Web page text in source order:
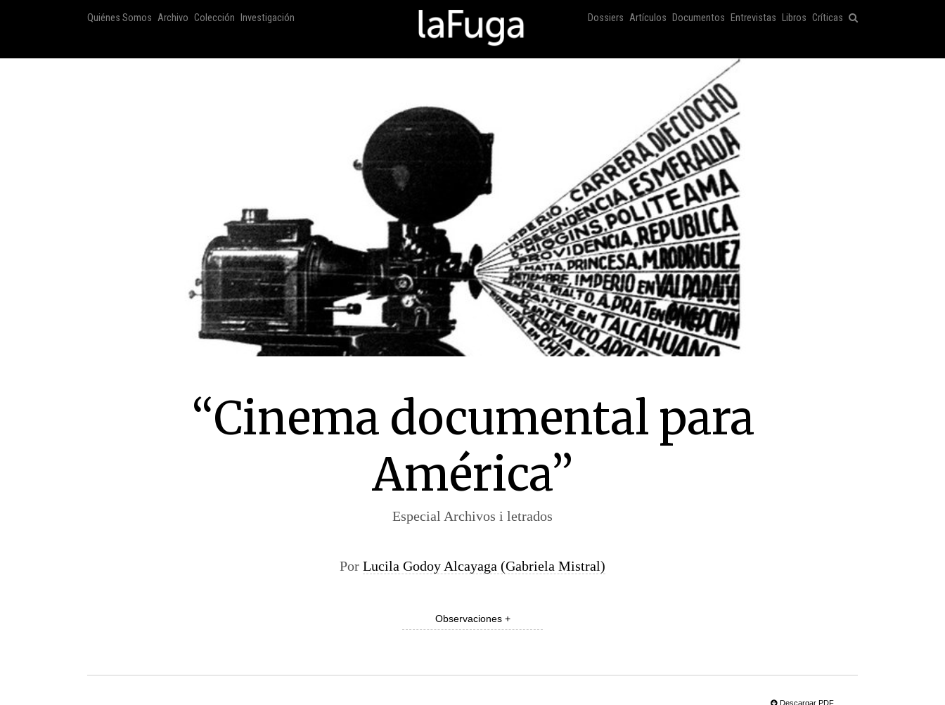
Quiénes Somos Archivo Colección Investigación Dossiers Artículos Documentos Entrevistas Libros Críticas
“Cinema documental para
América”
Especial Archivos i letrados
Por Lucila Godoy Alcayaga (Gabriela Mistral)
Observaciones +
Descargar PDF